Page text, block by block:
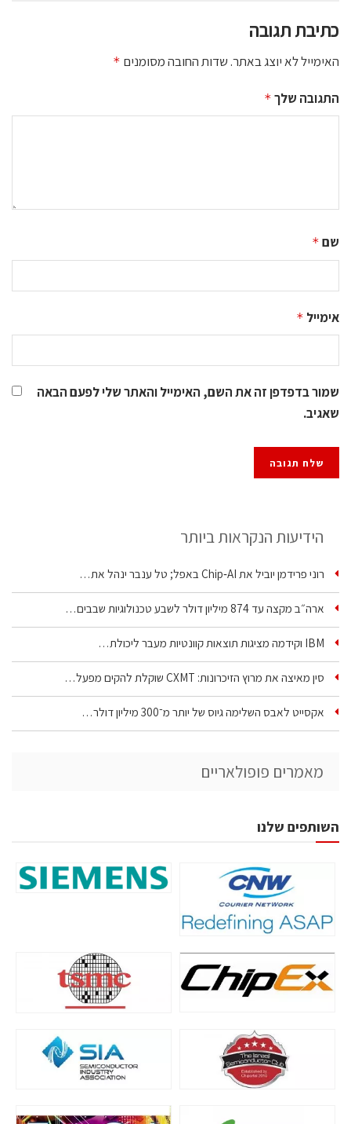
כתיבת תגובה
האימייל לא יוצג באתר.שדות החובה מסומנים *
התגובה שלך *
שם *
אימייל *
שמור בדפדפן זה את השם, האימייל והאתר שלי לפעם הבאה
שאגיב.
הידיעות הנקראות ביותר
רוני פרידמן יוביל את Chip‑AI באפל; טל ענבר ינהל את…
ארה״ב מקצה עד 874 מיליון דולר לשבע טכנולוגיות שבבים…
IBM וקידמה מציגות תוצאות קוונטיות מעבר ליכולת…
סין מאיצה את מרוץ הזיכרונות: CXMT שוקלת להקים מפעל…
אקסייט לאבס השלימה גיוס של יותר מ־300 מיליון דולר…
מאמרים פופולאריים
השותפים שלנו